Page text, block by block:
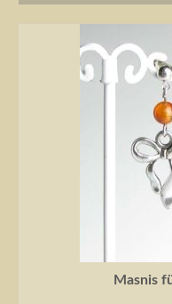
Masnis